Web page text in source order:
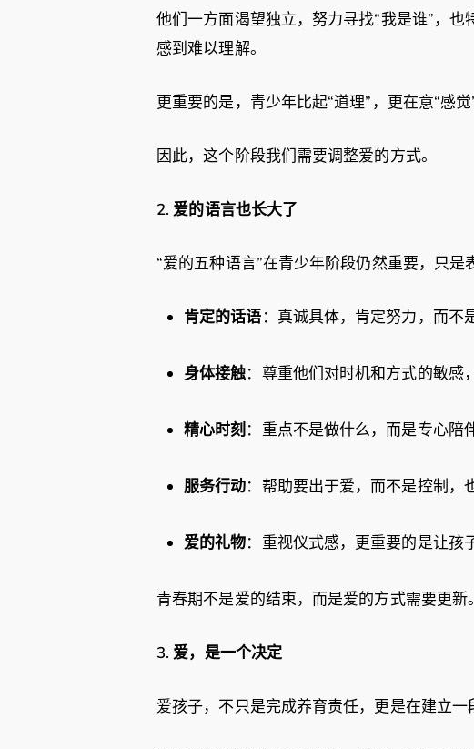
他们一方面渴望独立，努力寻找“我是谁”，
感到难以理解。
更重要的是，青少年比起“道理”，更在意“感
因此，这个阶段我们需要调整爱的方式。
2.爱的语言也长大了
“爱的五种语言”在青少年阶段仍然重要，只是
肯定的话语：真诚具体，肯定努力，而不
身体接触：尊重他们对时机和方式的敏感
精心时刻：重点不是做什么，而是专心陪
服务行动：帮助要出于爱，而不是控制，
爱的礼物：重视仪式感，更重要的是让孩
青春期不是爱的结束，而是爱的方式需要更
3.爱，是一个决定
爱孩子，不只是完成养育责任，更是在建立一